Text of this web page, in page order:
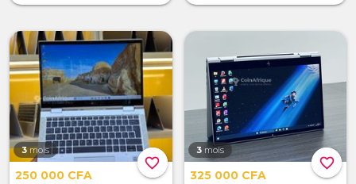
favorite_border
3 mois
250 000 CFA
favorite_border
3 mois
325 000 CFA